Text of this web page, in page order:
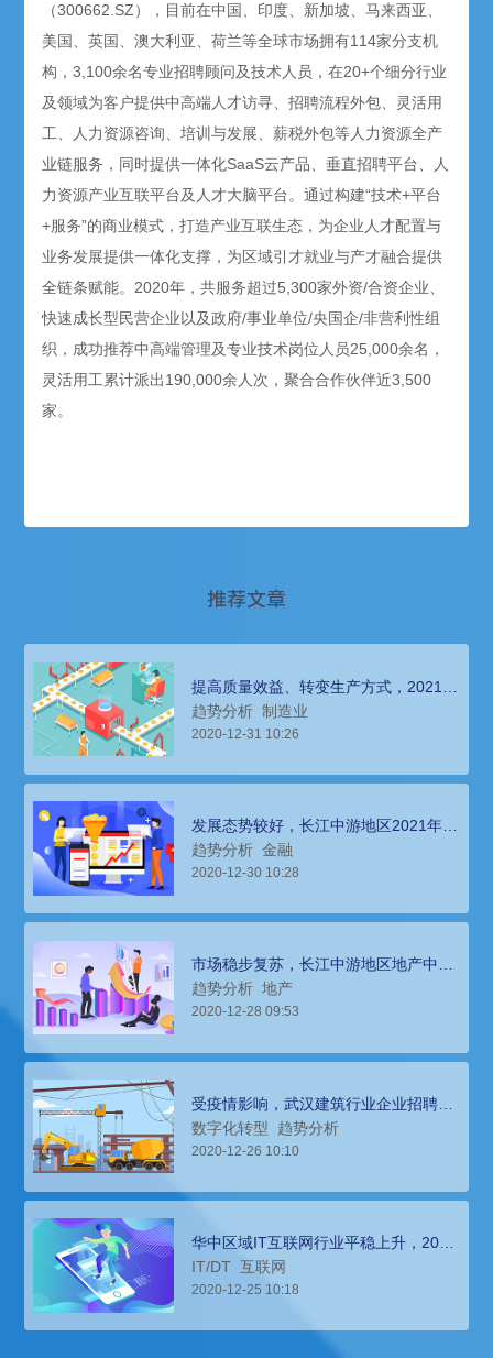
（300662.SZ），目前在中国、印度、新加坡、马来西亚、
美国、英国、澳大利亚、荷兰等全球市场拥有114家分支机
构，3,100余名专业招聘顾问及技术人员，在20+个细分行业
及领域为客户提供中高端人才访寻、招聘流程外包、灵活用
工、人力资源咨询、培训与发展、薪税外包等人力资源全产
业链服务，同时提供一体化SaaS云产品、垂直招聘平台、人
力资源产业互联平台及人才大脑平台。通过构建“技术+平台
+服务”的商业模式，打造产业互联生态，为企业人才配置与
业务发展提供一体化支撑，为区域引才就业与产才融合提供
全链条赋能。2020年，共服务超过5,300家外资/合资企业、
快速成长型民营企业以及政府/事业单位/央国企/非营利性组
织，成功推荐中高端管理及专业技术岗位人员25,000余名，
灵活用工累计派出190,000余人次，聚合合作伙伴近3,500
家。
推荐文章
提高质量效益、转变生产方式，2021制
造业人才招聘环境分析
趋势分析 制造业
2020-12-31 10:26
发展态势较好，长江中游地区2021年金
融行业猎头招聘指南
趋势分析 金融
2020-12-30 10:28
市场稳步复苏，长江中游地区地产中高
层人才获取依靠猎头招聘
趋势分析 地产
2020-12-28 09:53
受疫情影响，武汉建筑行业企业招聘人
才的市场环境分析
数字化转型 趋势分析
2020-12-26 10:10
华中区域IT互联网行业平稳上升，2021
猎头招聘指南
IT/DT 互联网
2020-12-25 10:18